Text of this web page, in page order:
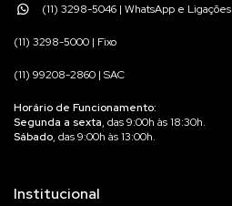
(11) 3298-5046 | WhatsApp e Ligações
(11) 3298-5000 | Fixo
(11) 99208-2860 | SAC
Horário de Funcionamento:
Segunda a sexta, das 9:00h às 18:30h.
Sábado, das 9:00h às 13:00h.
Institucional